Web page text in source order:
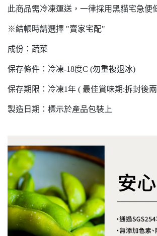
此商品需冷凍運送，一律採用黑貓宅急便
※結帳時請選擇 "賣家宅配"
成份：蔬菜
保存條件：冷凍-18度C (勿重複退冰)
保存期限：冷凍1年 ( 最佳賞味期:拆封後
製造日期：標示於產品包裝上